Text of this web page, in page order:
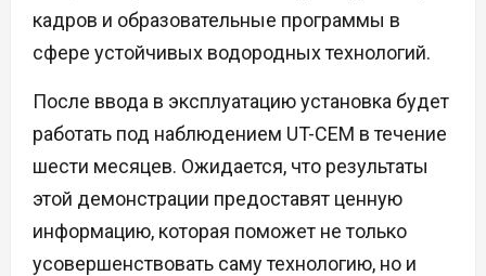
кадров и образовательные программы в
сфере устойчивых водородных технологий.
После ввода в эксплуатацию установка будет
работать под наблюдением UT-CEM в течение
шести месяцев. Ожидается, что результаты
этой демонстрации предоставят ценную
информацию, которая поможет не только
усовершенствовать саму технологию, но и